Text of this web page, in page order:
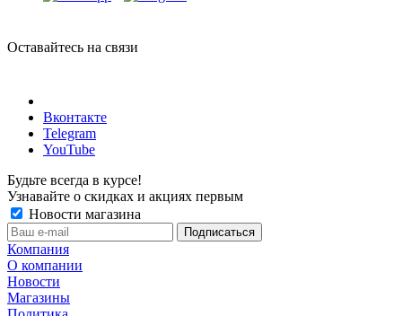
Оставайтесь на связи
Вконтакте
Telegram
YouTube
Будьте всегда в курсе!
Узнавайте о скидках и акциях первым
Новости магазина
Компания
О компании
Новости
Магазины